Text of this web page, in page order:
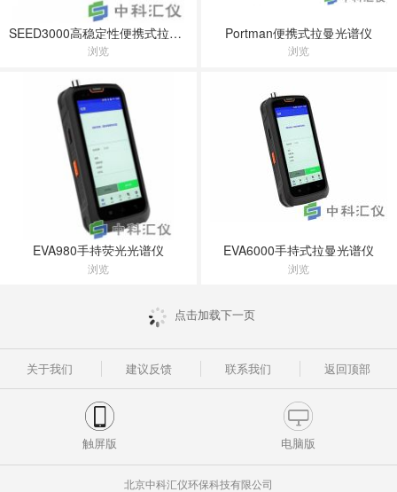
SEED3000高稳定性便携式拉曼光谱仪
浏览
Portman便携式拉曼光谱仪
浏览
EVA980手持荧光光谱仪
浏览
EVA6000手持式拉曼光谱仪
浏览
点击加载下一页
关于我们 建议反馈 联系我们 返回顶部
触屏版 电脑版
北京中科汇仪环保科技有限公司